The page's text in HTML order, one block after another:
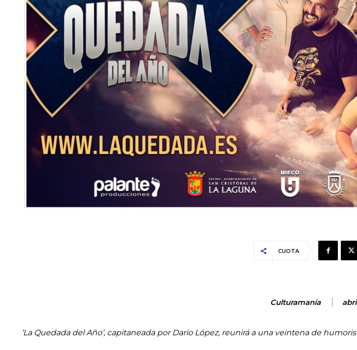
CUOTA
Culturamanía
‘La Quedada del Año’, capitaneada por Darío López, reunirá a una veintena de